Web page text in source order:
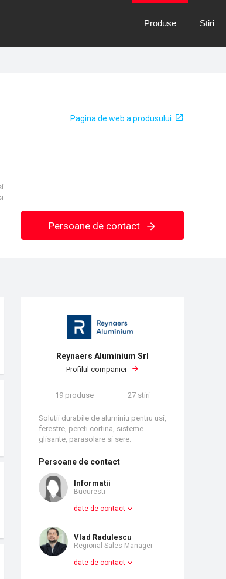
Produse Stiri
Pagina de web a produsului
Persoane de contact
Reynaers Aluminium Srl
Profilul companiei
19 produse 27 stiri
Solutii durabile de aluminiu pentru usi,
ferestre, pereti cortina, sisteme
glisante, parasolare si sere.
Persoane de contact
Informatii
Bucuresti
date de contact
Vlad Radulescu
Regional Sales Manager
date de contact